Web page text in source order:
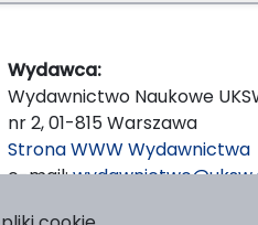
Wydawca:
Wydawnictwo Naukowe
nr 2, 01-815 Warszawa
Strona WWW Wydawnictwa
e-mail: